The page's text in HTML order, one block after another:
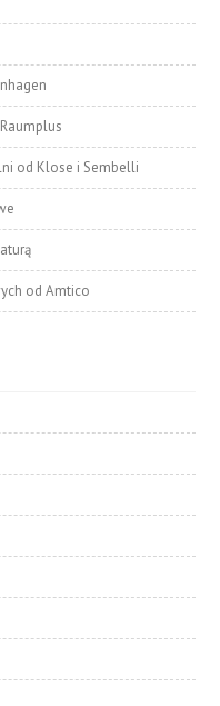
od Klose i Sembelli
od Amtico